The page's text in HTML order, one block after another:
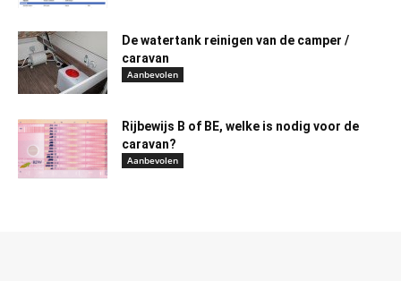
De watertank reinigen van de camper /
caravan
Aanbevolen
Rijbewijs B of BE, welke is nodig voor de
caravan?
Aanbevolen